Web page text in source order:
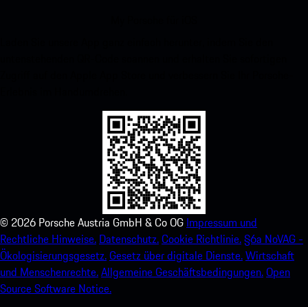
© 2026 Porsche Austria GmbH & Co OG Impressum und
Rechtliche Hinweise. Datenschutz.Cookie Richtlinie.§6a NoVAG -
Ökologisierungsgesetz.Gesetz über digitale Dienste.Wirtschaft
und Menschenrechte.Allgemeine Geschäftsbedingungen.Open
Source Software Notice.